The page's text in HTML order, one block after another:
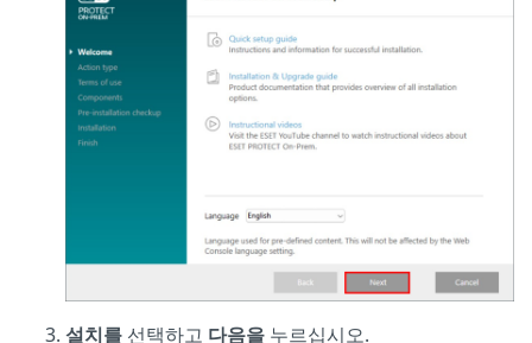
설치를 선택하고 다음을 누르십시오.